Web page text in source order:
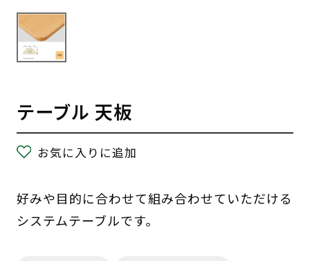
テーブル 天板
お気に入りに追加
好みや目的に合わせて組み合わせていただける
システムテーブルです。